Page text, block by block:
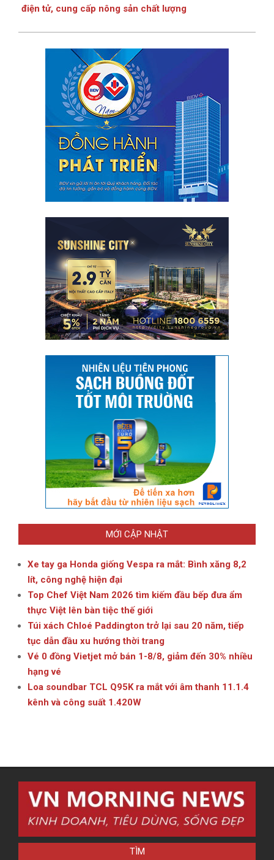
điện tử, cung cấp nông sản chất lượng
MỚI CẬP NHẬT
Xe tay ga Honda giống Vespa ra mắt: Bình xăng 8,2
lít, công nghệ hiện đại
Top Chef Việt Nam 2026 tìm kiếm đầu bếp đưa ẩm
thực Việt lên bàn tiệc thế giới
Túi xách Chloé Paddington trở lại sau 20 năm, tiếp
tục dẫn đầu xu hướng thời trang
Vé 0 đồng Vietjet mở bán 1-8/8, giảm đến 30% nhiều
hạng vé
Loa soundbar TCL Q95K ra mắt với âm thanh 11.1.4
kênh và công suất 1.420W
TÌM